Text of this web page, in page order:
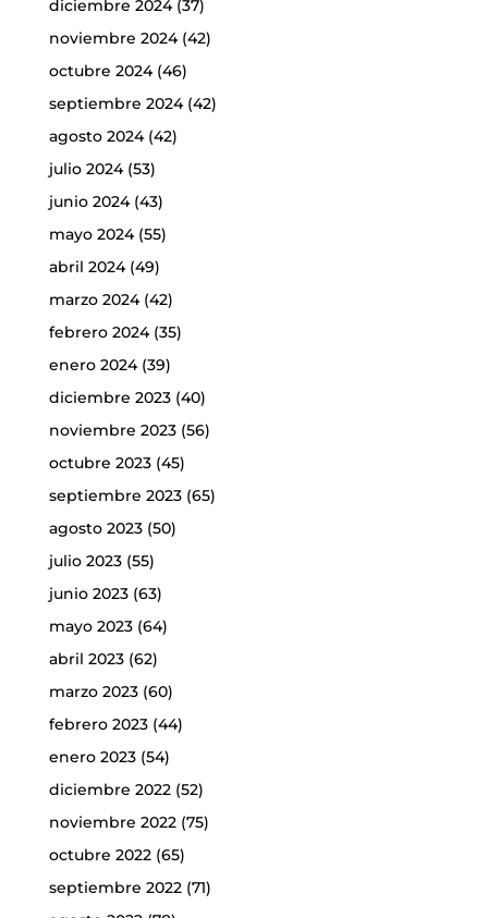
diciembre 2024(37)
noviembre 2024(42)
octubre 2024(46)
septiembre 2024(42)
agosto 2024(42)
julio 2024(53)
junio 2024(43)
mayo 2024(55)
abril 2024(49)
marzo 2024(42)
febrero 2024(35)
enero 2024(39)
diciembre 2023(40)
noviembre 2023(56)
octubre 2023(45)
septiembre 2023(65)
agosto 2023(50)
julio 2023(55)
junio 2023(63)
mayo 2023(64)
abril 2023(62)
marzo 2023(60)
febrero 2023(44)
enero 2023(54)
diciembre 2022(52)
noviembre 2022(75)
octubre 2022(65)
septiembre 2022(71)